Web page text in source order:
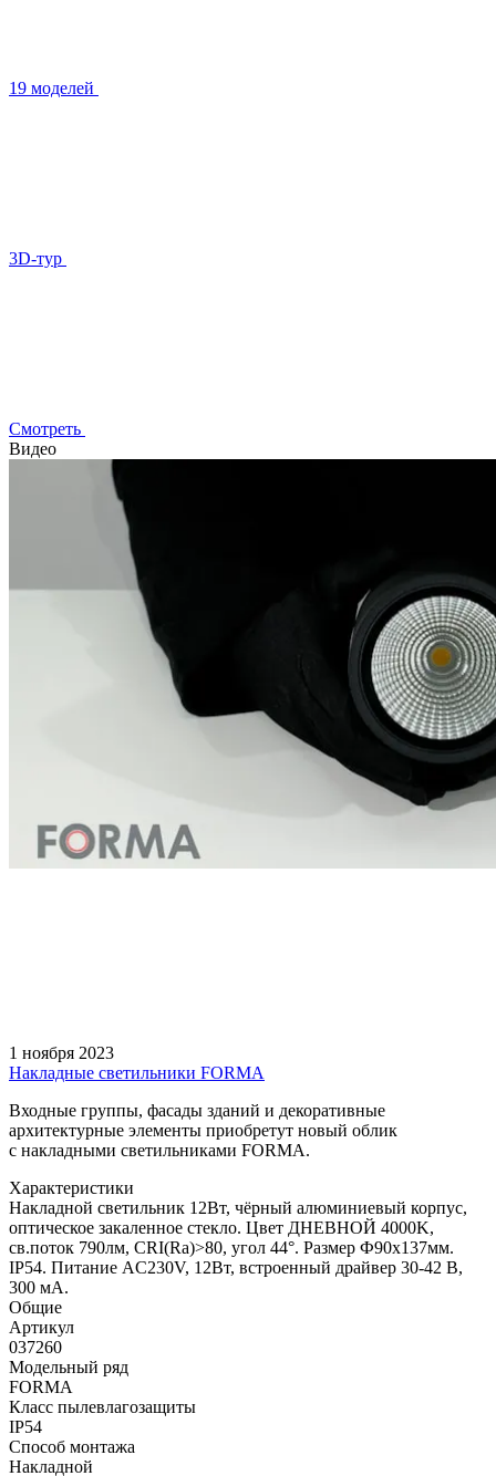
19 моделей
3D-тур
Смотреть
Видео
1 ноября 2023
Накладные светильники FORMA
Входные группы, фасады зданий и декоративные
архитектурные элементы приобретут новый облик
с накладными светильниками FORMA.
Характеристики
Накладной светильник 12Вт, чёрный алюминиевый корпус,
оптическое закаленное стекло. Цвет ДНЕВНОЙ 4000K,
св.поток 790лм, CRI(Ra)>80, угол 44°. Размер Ф90x137мм.
IP54. Питание AC230V, 12Вт, встроенный драйвер 30-42 В,
300 мА.
Общие
Артикул
037260
Модельный ряд
FORMA
Класс пылевлагозащиты
IP54
Способ монтажа
Накладной